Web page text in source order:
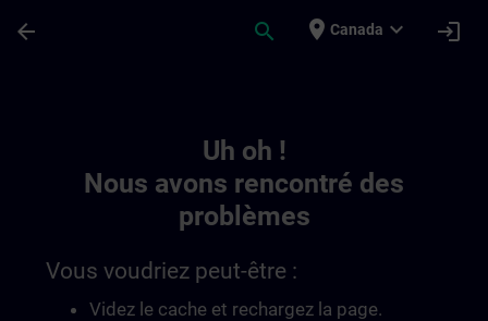
arrow_back search place Canada expand_more login
Uh oh !
Nous avons rencontré des
problèmes
Vous voudriez peut-être :
Videz le cache et rechargez la page.